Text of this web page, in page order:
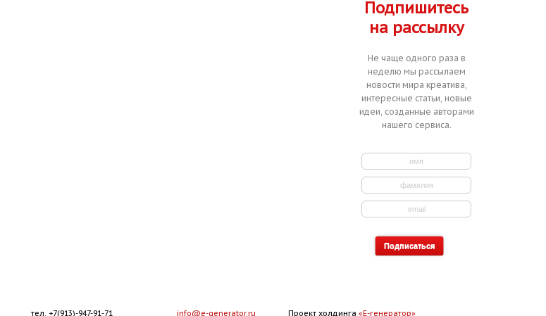
Подпишитесь
на рассылку
Не чаще одного раза в
неделю мы рассылаем
новости мира креатива,
интересные статьи, новые
идеи, созданные авторами
нашего сервиса.
тел. +7(913)-947-91-71 info@e-generator.ru Проект холдинга«Е-генератор»